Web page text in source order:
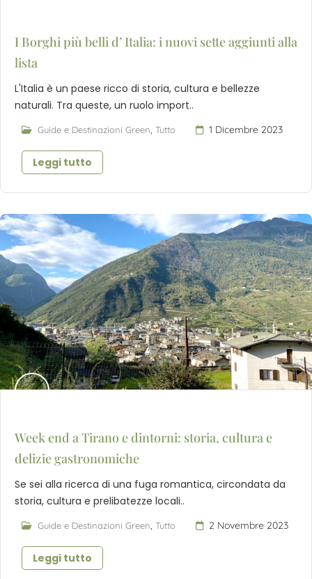
I Borghi più belli d’ Italia: i nuovi sette aggiunti alla
lista
L'Italia è un paese ricco di storia, cultura e bellezze
naturali. Tra queste, un ruolo import..
Guide e Destinazioni Green Tutto 1 Dicembre 2023
Leggi tutto
Week end a Tirano e dintorni: storia, cultura e
delizie gastronomiche
Se sei alla ricerca di una fuga romantica, circondata da
storia, cultura e prelibatezze locali..
Guide e Destinazioni Green Tutto 2 Novembre 2023
Leggi tutto